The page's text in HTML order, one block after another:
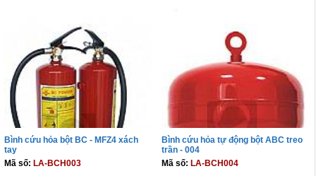
Bình cứu hỏa bột BC - MFZ4 xách
tay
Mã số: LA-BCH003
Bình cứu hỏa tự động bột ABC treo
trần - 004
Mã số: LA-BCH004